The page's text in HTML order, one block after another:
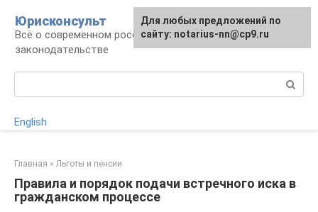
контенту
Юрисконсульт
Всё о современном российском
законодательстве
English
Главная » Льготы и пенсии
Правила и порядок подачи встречного иска в
гражданском процессе
Для любых предложений по
сайту: notarius-nn@cp9.ru